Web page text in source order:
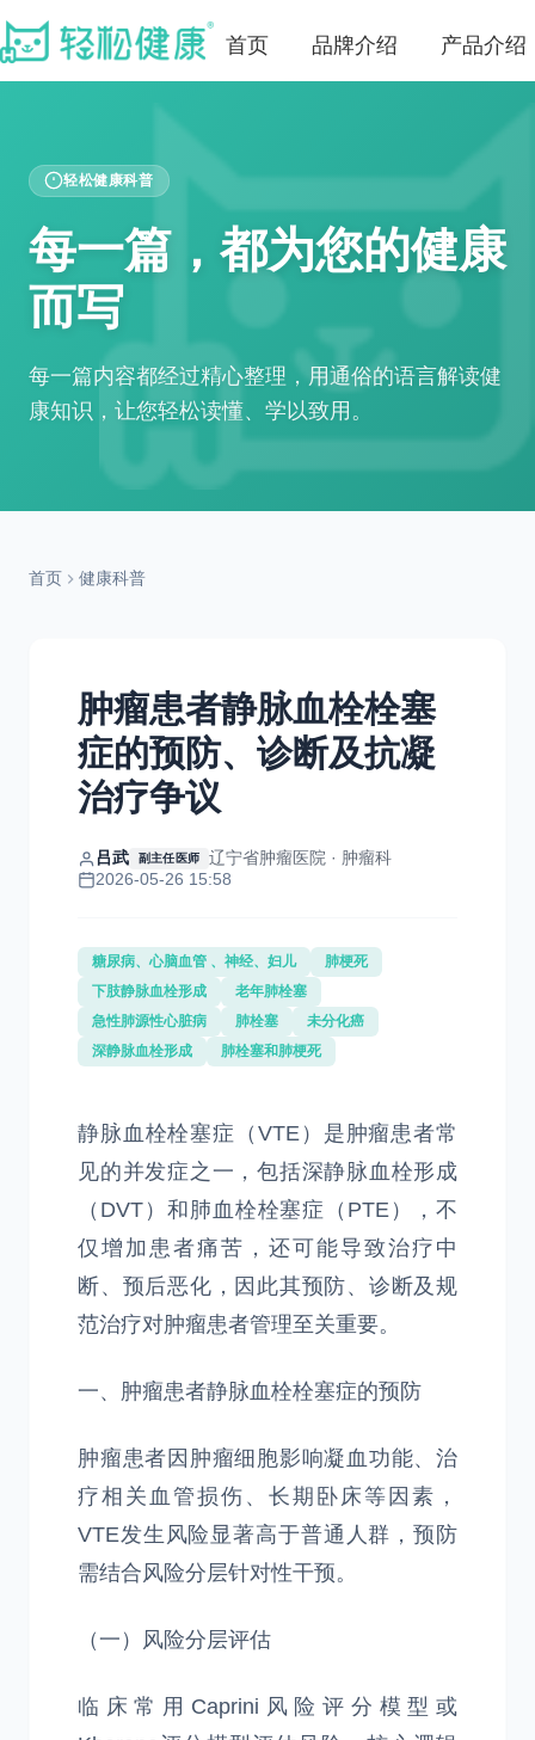
首页 品牌介绍 产品介绍
轻松健康科普
每一篇，都为您的健康
而写
每一篇内容都经过精心整理，用通俗的语言解读健
康知识，让您轻松读懂、学以致用。
首页 健康科普
肿瘤患者静脉血栓栓塞
症的预防、诊断及抗凝
治疗争议
吕武 副主任医师
辽宁省肿瘤医院 · 肿瘤科
2026-05-26 15:58
糖尿病、心脑血管 、神经、妇儿
肺梗死
下肢静脉血栓形成
老年肺栓塞
急性肺源性心脏病
肺栓塞
未分化癌
深静脉血栓形成
肺栓塞和肺梗死
静脉血栓栓塞症（VTE）是肿瘤患者常
见的并发症之一，包括深静脉血栓形成
（DVT）和肺血栓栓塞症（PTE），不
仅增加患者痛苦，还可能导致治疗中
断、预后恶化，因此其预防、诊断及规
范治疗对肿瘤患者管理至关重要。
一、肿瘤患者静脉血栓栓塞症的预防
肿瘤患者因肿瘤细胞影响凝血功能、治
疗相关血管损伤、长期卧床等因素，
VTE发生风险显著高于普通人群，预防
需结合风险分层针对性干预。
（一）风险分层评估
临床常用Caprini风险评分模型或